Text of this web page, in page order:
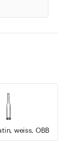
weiss, OBB